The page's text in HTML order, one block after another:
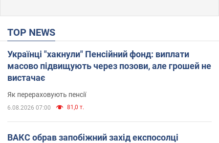
TOP NEWS
Українці "хакнули" Пенсійний фонд: виплати
масово підвищують через позови, але грошей не
вистачає
Як перераховують пенсії
6.08.2026 07:00 81,0 т.
ВАКС обрав запобіжний захід експосолці